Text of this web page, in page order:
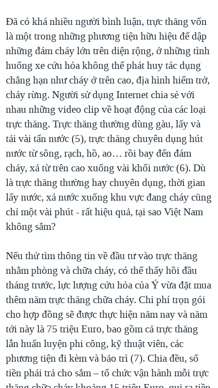
Đã có khá nhiều người bình luận, trực thăng vốn
là một trong những phương tiện hữu hiệu để dập
những đám cháy lớn trên diện rộng, ở những tình
huống xe cứu hỏa không thể phát huy tác dụng
chẳng hạn như cháy ở trên cao, địa hình hiểm trở,
cháy rừng. Người sử dụng Internet chia sẻ với
nhau những video clip về hoạt động của các loại
trực thăng. Trực thăng thường dùng gàu, lấy và
tải vài tấn nước (5), trực thăng chuyên dụng hút
nước từ sông, rạch, hồ, ao… rồi bay đến đám
cháy, xả từ trên cao xuống vài khối nước (6). Dù
là trực thăng thường hay chuyên dụng, thời gian
lấy nước, xả nước xuống khu vực đang cháy cũng
chỉ một vài phút - rất hiệu quả, tại sao Việt Nam
không sắm?
Nếu thử tìm thông tin về đầu tư vào trực thăng
nhằm phòng và chữa cháy, có thể thấy hồi đầu
tháng trước, lực lượng cứu hỏa của Ý vừa đặt mua
thêm năm trực thăng chữa cháy. Chi phí trọn gói
cho hợp đồng sẽ được thực hiện năm nay và năm
tới này là 75 triệu Euro, bao gồm cả trực thăng
lẫn huấn luyện phi công, kỹ thuật viên, các
phương tiện đi kèm và bảo trì (7). Chia đều, số
tiền phải trả cho sắm – tổ chức vận hành mỗi trực